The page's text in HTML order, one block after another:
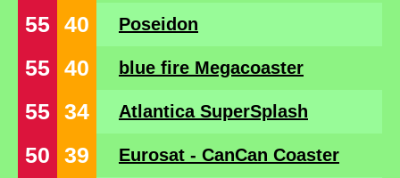
55 40 Poseidon
55 40 blue fire Megacoaster
55 34 Atlantica SuperSplash
50 39 Eurosat - CanCan Coaster